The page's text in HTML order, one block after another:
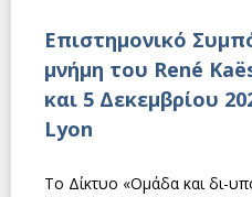
Eπιστημονικό
μνήμη του René
και 5 Δεκεμβρίου
Lyon
Το Δίκτυο «Ομάδα και δι-